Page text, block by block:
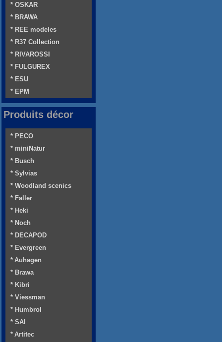
* OSKAR
* BRAWA
* REE modeles
* R37 Collection
* RIVAROSSI
* FULGUREX
* ESU
* EPM
Produits décor
* PECO
* miniNatur
* Busch
* Sylvias
* Woodland scenics
* Faller
* Heki
* Noch
* DECAPOD
* Evergreen
* Auhagen
* Brawa
* Kibri
* Viessman
* Humbrol
* SAI
* Artitec